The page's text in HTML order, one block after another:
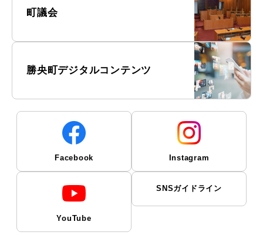
町議会
勝央町デジタルコンテンツ
Facebook Instagram
YouTube
SNSガイドライン